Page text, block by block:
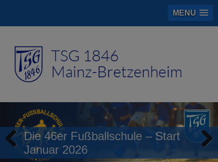
MENU
Die 46er Fußballschule – Start
Januar 2026
Previous